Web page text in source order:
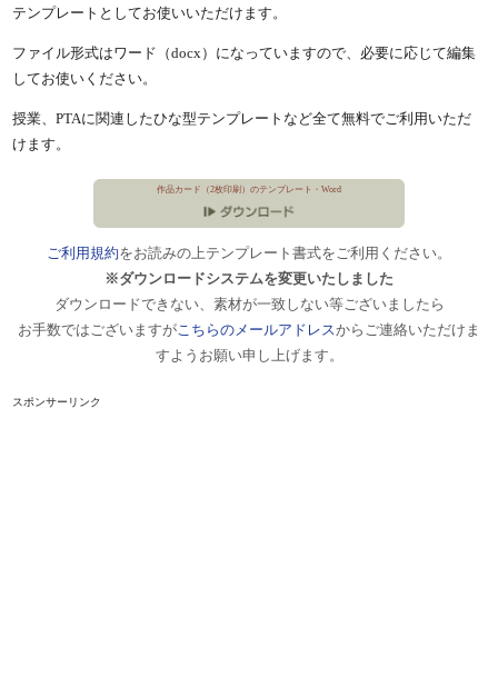
テンプレートとしてお使いいただけます。
ファイル形式はワード（docx）になっていますので、必要に応じて編集
してお使いください。
授業、PTAに関連したひな型テンプレートなど全て無料でご利用いただ
けます。
作品カード（2枚印刷）のテンプレート・Word
ご利用規約をお読みの上テンプレート書式をご利用ください。
※ダウンロードシステムを変更いたしました
ダウンロードできない、素材が一致しない等ございましたら
お手数ではございますがこちらのメールアドレスからご連絡いただけま
すようお願い申し上げます。
スポンサーリンク